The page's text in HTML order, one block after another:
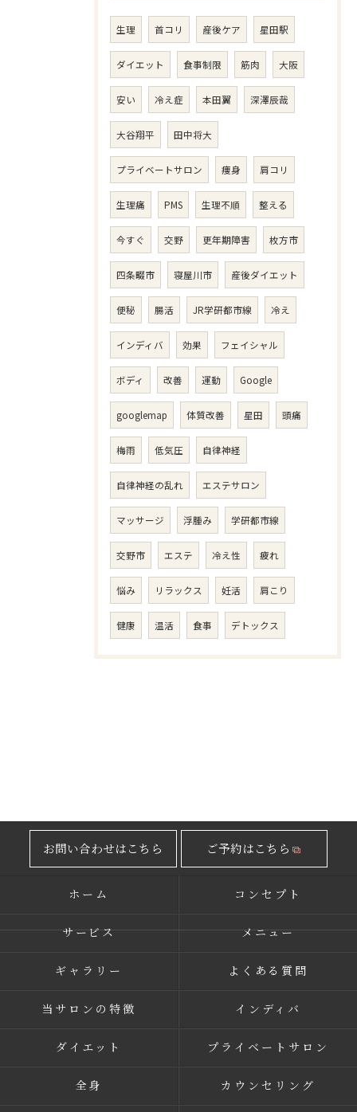
生理 首コリ 産後ケア 星田駅
ダイエット 食事制限 筋肉 大阪
安い 冷え症 本田翼 深澤辰哉
大谷翔平 田中将大
プライベートサロン 痩身 肩コリ
生理痛 PMS 生理不順 整える
今すぐ 交野 更年期障害 枚方市
四条畷市 寝屋川市 産後ダイエット
便秘 腸活 JR学研都市線 冷え
インディバ 効果 フェイシャル
ボディ 改善 運動 Google
googlemap 体質改善 星田 頭痛
梅雨 低気圧 自律神経
自律神経の乱れ エステサロン
マッサージ 浮腫み 学研都市線
交野市 エステ 冷え性 疲れ
悩み リラックス 妊活 肩こり
健康 温活 食事 デトックス
お問い合わせはこちら ご予約はこちら
ホーム コンセプト
サービス メニュー
ギャラリー よくある質問
当サロンの特徴 インディバ
ダイエット プライベートサロン
全身 カウンセリング